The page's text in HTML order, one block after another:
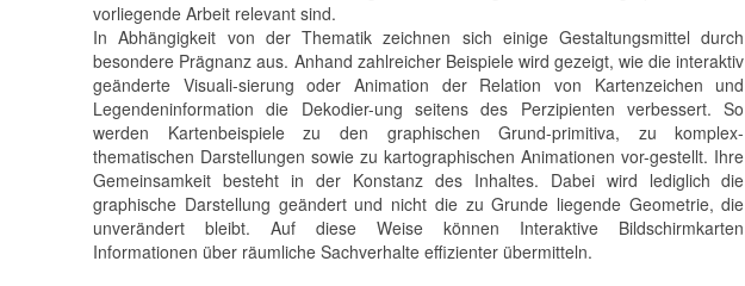
vorliegende Arbeit relevant sind.
In Abhängigkeit von der Thematik zeichnen sich einige Gestaltungsmittel durch
besondere Prägnanz aus. Anhand zahlreicher Beispiele wird gezeigt, wie die interaktiv
geänderte Visuali-sierung oder Animation der Relation von Kartenzeichen und
Legendeninformation die Dekodier-ung seitens des Perzipienten verbessert. So
werden Kartenbeispiele zu den graphischen Grund-primitiva, zu komplex-
thematischen Darstellungen sowie zu kartographischen Animationen vor-gestellt. Ihre
Gemeinsamkeit besteht in der Konstanz des Inhaltes. Dabei wird lediglich die
graphische Darstellung geändert und nicht die zu Grunde liegende Geometrie, die
unverändert bleibt. Auf diese Weise können Interaktive Bildschirmkarten
Informationen über räumliche Sachverhalte effizienter übermitteln.